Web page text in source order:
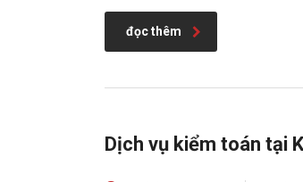
đọc thêm
Dịch vụ kiểm toán tại